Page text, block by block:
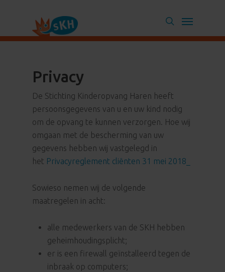
search
Menu
Privacy
De Stichting Kinderopvang Haren heeft
persoonsgegevens van u en uw kind nodig
om de opvang te kunnen verzorgen. Hoe wij
omgaan met de bescherming van uw
gegevens hebben wij vastgelegd in
het Privacyreglement cliënten 31 mei 2018_
Sowieso nemen wij de volgende
maatregelen in acht:
alle medewerkers van de SKH hebben
geheimhoudingsplicht;
er is een firewall geïnstalleerd tegen de
inbraak op computers;